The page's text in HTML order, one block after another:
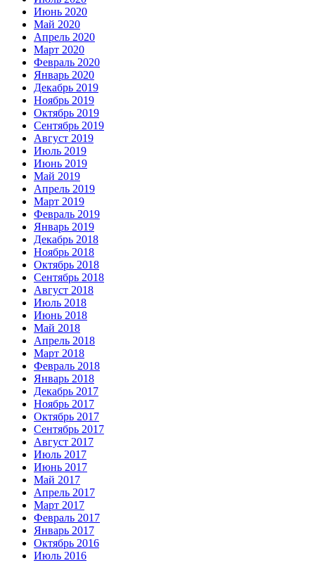
Июнь 2020
Май 2020
Апрель 2020
Март 2020
Февраль 2020
Январь 2020
Декабрь 2019
Ноябрь 2019
Октябрь 2019
Сентябрь 2019
Август 2019
Июль 2019
Июнь 2019
Май 2019
Апрель 2019
Март 2019
Февраль 2019
Январь 2019
Декабрь 2018
Ноябрь 2018
Октябрь 2018
Сентябрь 2018
Август 2018
Июль 2018
Июнь 2018
Май 2018
Апрель 2018
Март 2018
Февраль 2018
Январь 2018
Декабрь 2017
Ноябрь 2017
Октябрь 2017
Сентябрь 2017
Август 2017
Июль 2017
Июнь 2017
Май 2017
Апрель 2017
Март 2017
Февраль 2017
Январь 2017
Октябрь 2016
Июль 2016